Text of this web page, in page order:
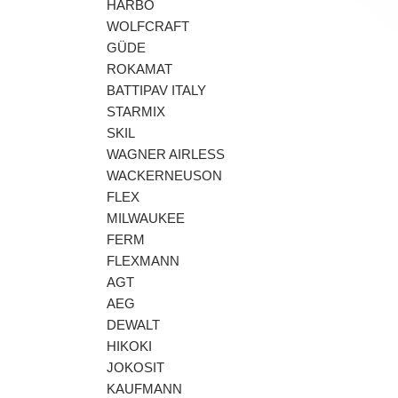
HARBO
WOLFCRAFT
GÜDE
ROKAMAT
BATTIPAV ITALY
STARMIX
SKIL
WAGNER AIRLESS
WACKERNEUSON
FLEX
MILWAUKEE
FERM
FLEXMANN
AGT
AEG
DEWALT
HIKOKI
JOKOSIT
KAUFMANN